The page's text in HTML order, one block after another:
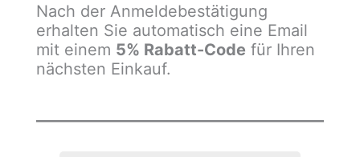
Nach der Anmeldebestätigung
erhalten Sie automatisch eine Email
mit einem 5% Rabatt-Code für Ihren
nächsten Einkauf.